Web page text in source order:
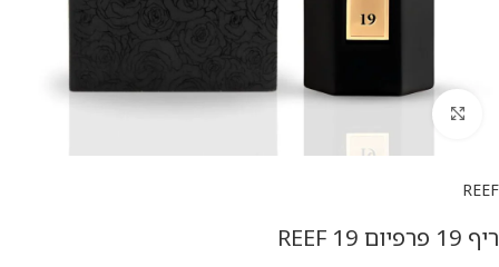
להגדלת התמונה
REEF
ריף 19 פרפיום REEF 19